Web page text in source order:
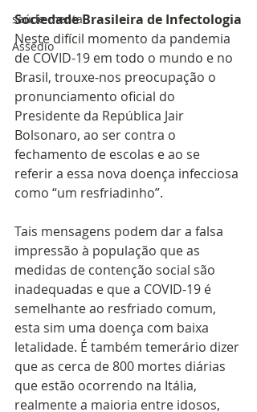
saúde mental
Assédio
Sociedade Brasileira de Infectologia
Neste difícil momento da pandemia
de COVID-19 em todo o mundo e no
Brasil, trouxe-nos preocupação o
pronunciamento oficial do
Presidente da República Jair
Bolsonaro, ao ser contra o
fechamento de escolas e ao se
referir a essa nova doença infecciosa
como “um resfriadinho”.
Tais mensagens podem dar a falsa
impressão à população que as
medidas de contenção social são
inadequadas e que a COVID-19 é
semelhante ao resfriado comum,
esta sim uma doença com baixa
letalidade. É também temerário dizer
que as cerca de 800 mortes diárias
que estão ocorrendo na Itália,
realmente a maioria entre idosos,